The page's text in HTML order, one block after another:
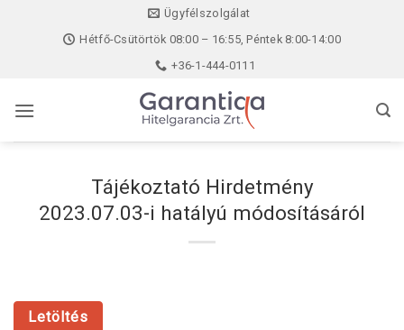
Ügyfélszolgálat
Hétfő-Csütörtök 08:00 – 16:55, Péntek 8:00-14:00
+36-1-444-0111
Tájékoztató Hirdetmény
2023.07.03-i hatályú módosításáról
Letöltés